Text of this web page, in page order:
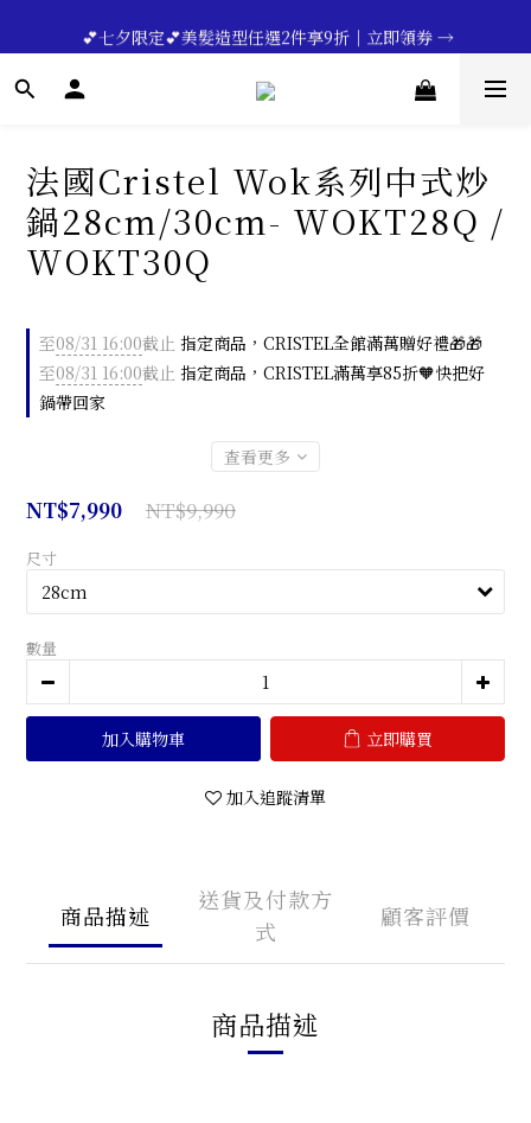
🔥💪My Superdad😍｜全館領券享9折｜立即領券 →
💕七夕限定💕美髮造型任選2件享9折｜立即領券 →
一分鐘登錄保固 | 買得安心又放心🔥▸▸
法國Cristel Wok系列中式炒
鍋28cm/30cm- WOKT28Q /
WOKT30Q
至08/31 16:00截止 指定商品，CRISTEL全館滿萬贈好禮🎁🎁
至08/31 16:00截止 指定商品，CRISTEL滿萬享85折🧡快把好
鍋帶回家
查看更多
NT$9,990
NT$7,990
尺寸
數量
加入購物車 立即購買
加入追蹤清單
商品描述
送貨及付款方
式
顧客評價
商品描述